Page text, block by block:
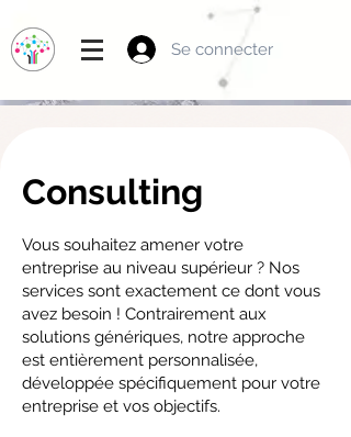
Se connecter
Consulting
Vous souhaitez amener votre
entreprise au niveau supérieur ? Nos
services sont exactement ce dont vous
avez besoin ! Contrairement aux
solutions génériques, notre approche
est entièrement personnalisée,
développée spécifiquement pour votre
entreprise et vos objectifs.